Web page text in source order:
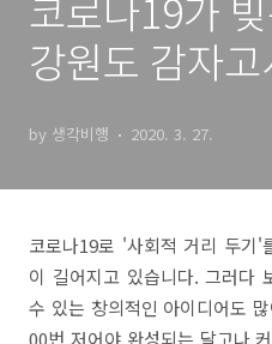
강원도 감자
by 생각비행 2020. 3. 27.
코로나19로 '사회적 거리 두기'
이 길어지고 있습니다. 그러다
수 있는 창의적인 아이디어도
00번 저어야 완성되는 달고나